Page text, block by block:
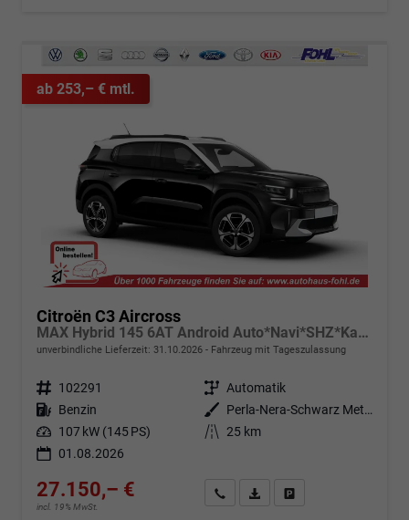
ab 253,– € mtl.
Citroën C3 Aircross
MAX Hybrid 145 6AT Android Auto*Navi*SHZ*Kamera*Totwinkel*Keyless*17"*Klimaauto
unverbindliche Lieferzeit: 31.10.2026 Fahrzeug mit Tageszulassung
Fahrzeugnr. 102291 Getriebe Automatik
Kraftstoff Benzin Außenfarbe
Perla-Nera-Schwarz Metallic mit weißem Dach
Leistung 107 kW (145 PS) Kilometerstand 25 km
01.08.2026
27.150,– €
incl. 19% MwSt.
Angebot anfordern
Fahrzeugexpose (PDF)